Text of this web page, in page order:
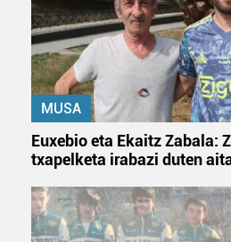
MUSA
Euxebio eta Ekaitz Zabala:
txapelketa irabazi duten